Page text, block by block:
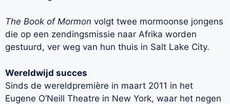
The Book of Mormon volgt twee mormoonse jongens
die op een zendingsmissie naar Afrika worden
gestuurd, ver weg van hun thuis in Salt Lake City.
Wereldwijd succes
Sinds de wereldpremière in maart 2011 in het
Eugene O’Neill Theatre in New York, waar het negen